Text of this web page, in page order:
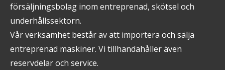
försäljningsbolag inom entreprenad, skötsel och
underhållssektorn.
Vår verksamhet består av att importera och sälja
entreprenad maskiner. Vi tillhandahåller även
reservdelar och service.